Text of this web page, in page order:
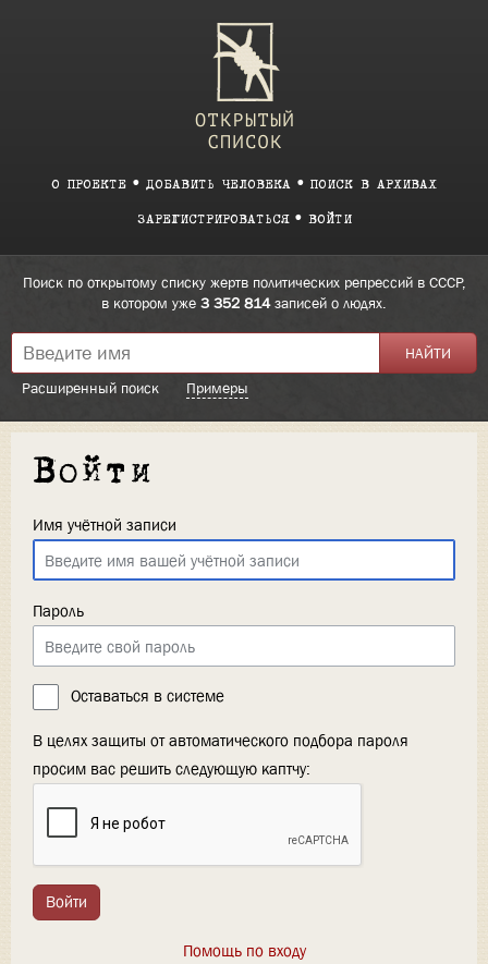
О ПРОЕКТЕ ДОБАВИТЬ ЧЕЛОВЕКА ПОИСК В АРХИВАХ
ЗАРЕГИСТРИРОВАТЬСЯ ВОЙТИ
Поиск по открытому списку жертв политических репрессий в СССР,
в котором уже 3 352 814записей о людях.
Расширенный поиск Примеры
Войти
Имя учётной записи
Пароль
Оставаться в системе
В целях защиты от автоматического подбора пароля
просим вас решить следующую каптчу:
Войти
Помощь по входу